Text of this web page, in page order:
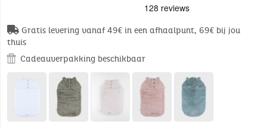
Gratis levering vanaf 49€ in een afhaalpunt, 69€ bij jou
thuis
Cadeauverpakking beschikbaar